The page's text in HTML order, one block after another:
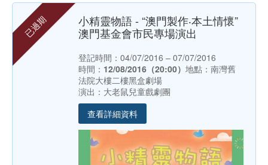
已過期
小精靈物語 - “澳門製作‧本土情懷”
澳門基金會市民專場演出
登記時間：04/07/2016 – 07/07/2016
時間： 12/08/2016（20:00） 地點：南灣舊
法院大樓二樓黑盒劇場
演出：大老鼠兒童戲劇團
查看詳細資料